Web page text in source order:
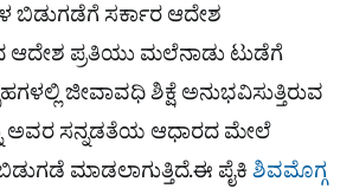
ಬಿಡುಗಡೆಗೆ ಸರ್ಕಾರ ಆದೇಶ
ಆದೇಶ ಪ್ರತಿಯು ಮಲೆನಾಡು ಟುಡೆಗೆ
ಜೀವಾವಧಿ ಶಿಕ್ಷೆ ಅನುಭವಿಸುತ್ತಿರುವ
ಅವರ ಸನ್ನಡತೆಯ ಆಧಾರದ ಮೇಲೆ
ಮಾಡಲಾಗುತ್ತಿದೆ.ಈ ಪೈಕಿಶಿವಮೊಗ್ಗ